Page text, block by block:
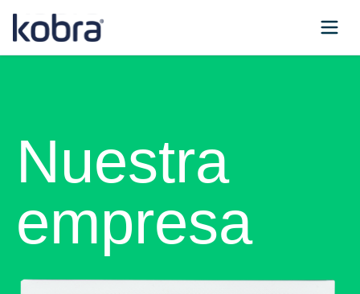
Nuestra
empresa